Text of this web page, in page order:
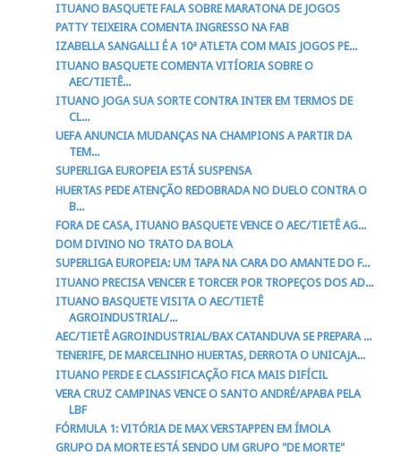
ITUANO BASQUETE FALA SOBRE MARATONA DE JOGOS
PATTY TEIXEIRA COMENTA INGRESSO NA FAB
IZABELLA SANGALLI É A 10ª ATLETA COM MAIS JOGOS PE...
ITUANO BASQUETE COMENTA VITÍORIA SOBRE O
AEC/TIETÊ...
ITUANO JOGA SUA SORTE CONTRA INTER EM TERMOS DE
CL...
UEFA ANUNCIA MUDANÇAS NA CHAMPIONS A PARTIR DA
TEM...
SUPERLIGA EUROPEIA ESTÁ SUSPENSA
HUERTAS PEDE ATENÇÃO REDOBRADA NO DUELO CONTRA O
B...
FORA DE CASA, ITUANO BASQUETE VENCE O AEC/TIETÊ AG...
DOM DIVINO NO TRATO DA BOLA
SUPERLIGA EUROPEIA: UM TAPA NA CARA DO AMANTE DO F...
ITUANO PRECISA VENCER E TORCER POR TROPEÇOS DOS AD...
ITUANO BASQUETE VISITA O AEC/TIETÊ
AGROINDUSTRIAL/...
AEC/TIETÊ AGROINDUSTRIAL/BAX CATANDUVA SE PREPARA ...
TENERIFE, DE MARCELINHO HUERTAS, DERROTA O UNICAJA...
ITUANO PERDE E CLASSIFICAÇÃO FICA MAIS DIFÍCIL
VERA CRUZ CAMPINAS VENCE O SANTO ANDRÉ/APABA PELA
LBF
FÓRMULA 1: VITÓRIA DE MAX VERSTAPPEN EM ÍMOLA
GRUPO DA MORTE ESTÁ SENDO UM GRUPO "DE MORTE"